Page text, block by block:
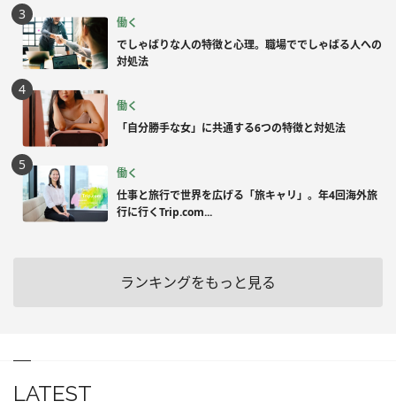
働く
でしゃばりな人の特徴と心理。職場ででしゃばる人への
対処法
働く
「自分勝手な女」に共通する6つの特徴と対処法
働く
仕事と旅行で世界を広げる「旅キャリ」。年4回海外旅
行に行くTrip.com...
ランキングをもっと見る
LATEST